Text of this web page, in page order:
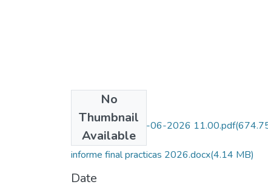
No
Thumbnail
Available
CamScanner 22-06-2026 11.00.pdf
KB)
informe final practicas 2026.docx(4.14 MB)
Date